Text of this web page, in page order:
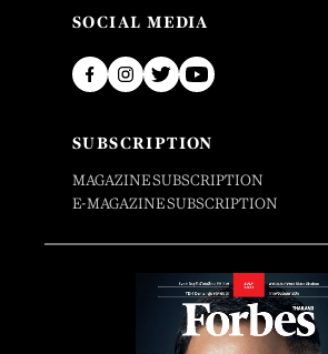
SOCIAL MEDIA
SUBSCRIPTION
MAGAZINE SUBSCRIPTION
E-MAGAZINE SUBSCRIPTION